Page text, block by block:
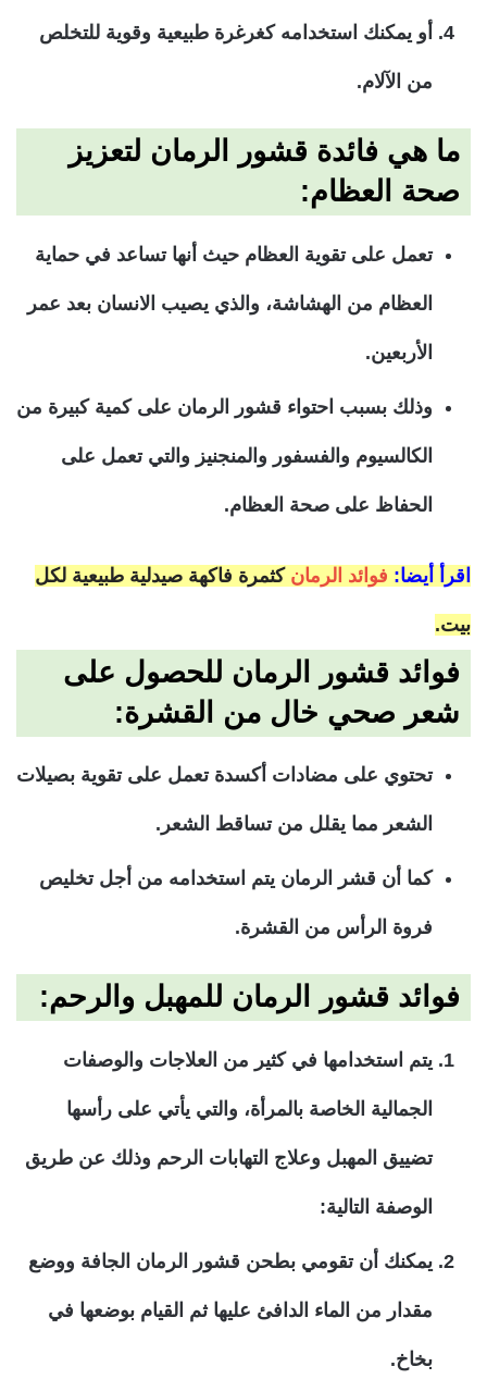
أو يمكنك استخدامه كغرغرة طبيعية وقوية للتخلص
من الآلام.
ما هي فائدة قشور الرمان لتعزيز
صحة العظام:
تعمل على تقوية العظام حيث أنها تساعد في حماية
العظام من الهشاشة، والذي يصيب الانسان بعد عمر
الأربعين.
وذلك بسبب احتواء قشور الرمان على كمية كبيرة من
الكالسيوم والفسفور والمنجنيز والتي تعمل على
الحفاظ على صحة العظام.
اقرأ أيضا: فوائد الرمان كثمرة فاكهة صيدلية طبيعية لكل
بيت.
فوائد قشور الرمان للحصول على
شعر صحي خال من القشرة:
تحتوي على مضادات أكسدة تعمل على تقوية بصيلات
الشعر مما يقلل من تساقط الشعر.
كما أن قشر الرمان يتم استخدامه من أجل تخليص
فروة الرأس من القشرة.
فوائد قشور الرمان للمهبل والرحم:
يتم استخدامها في كثير من العلاجات والوصفات
الجمالية الخاصة بالمرأة، والتي يأتي على رأسها
تضييق المهبل وعلاج التهابات الرحم وذلك عن طريق
الوصفة التالية:
يمكنك أن تقومي بطحن قشور الرمان الجافة ووضع
مقدار من الماء الدافئ عليها ثم القيام بوضعها في
بخاخ.